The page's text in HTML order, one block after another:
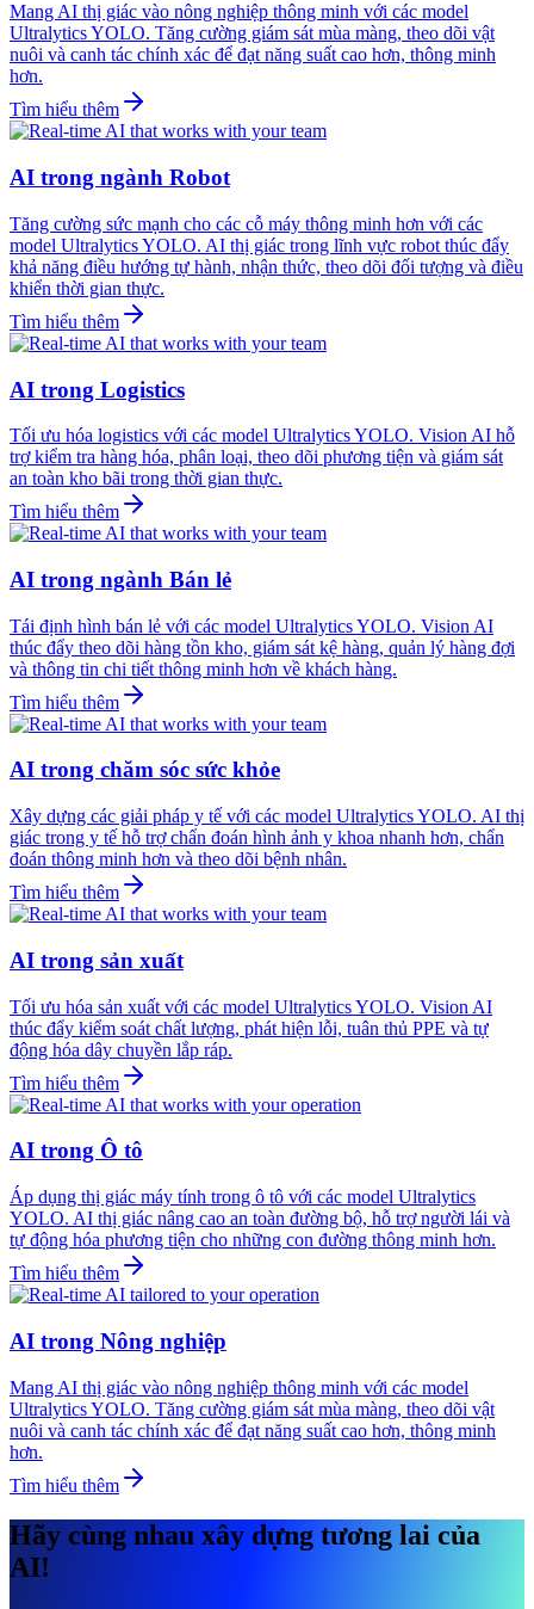
Mang AI thị giác vào nông nghiệp thông minh với các model
Ultralytics YOLO. Tăng cường giám sát mùa màng, theo dõi vật
nuôi và canh tác chính xác để đạt năng suất cao hơn, thông minh
hơn.
Tìm hiểu thêm
AI trong ngành Robot
Tăng cường sức mạnh cho các cỗ máy thông minh hơn với các
model Ultralytics YOLO. AI thị giác trong lĩnh vực robot thúc đẩy
khả năng điều hướng tự hành, nhận thức, theo dõi đối tượng và điều
khiển thời gian thực.
Tìm hiểu thêm
AI trong Logistics
Tối ưu hóa logistics với các model Ultralytics YOLO. Vision AI hỗ
trợ kiểm tra hàng hóa, phân loại, theo dõi phương tiện và giám sát
an toàn kho bãi trong thời gian thực.
Tìm hiểu thêm
AI trong ngành Bán lẻ
Tái định hình bán lẻ với các model Ultralytics YOLO. Vision AI
thúc đẩy theo dõi hàng tồn kho, giám sát kệ hàng, quản lý hàng đợi
và thông tin chi tiết thông minh hơn về khách hàng.
Tìm hiểu thêm
AI trong chăm sóc sức khỏe
Xây dựng các giải pháp y tế với các model Ultralytics YOLO. AI thị
giác trong y tế hỗ trợ chẩn đoán hình ảnh y khoa nhanh hơn, chẩn
đoán thông minh hơn và theo dõi bệnh nhân.
Tìm hiểu thêm
AI trong sản xuất
Tối ưu hóa sản xuất với các model Ultralytics YOLO. Vision AI
thúc đẩy kiểm soát chất lượng, phát hiện lỗi, tuân thủ PPE và tự
động hóa dây chuyền lắp ráp.
Tìm hiểu thêm
AI trong Ô tô
Áp dụng thị giác máy tính trong ô tô với các model Ultralytics
YOLO. AI thị giác nâng cao an toàn đường bộ, hỗ trợ người lái và
tự động hóa phương tiện cho những con đường thông minh hơn.
Tìm hiểu thêm
AI trong Nông nghiệp
Mang AI thị giác vào nông nghiệp thông minh với các model
Ultralytics YOLO. Tăng cường giám sát mùa màng, theo dõi vật
nuôi và canh tác chính xác để đạt năng suất cao hơn, thông minh
hơn.
Tìm hiểu thêm
Hãy cùng nhau xây dựng tương lai của
AI!